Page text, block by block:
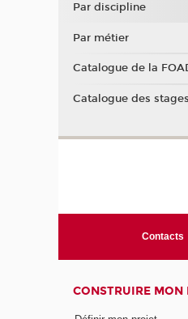
Par discipline
Par métier
Catalogue de la
Catalogue des stages
Contacts
CONSTRUIRE MON